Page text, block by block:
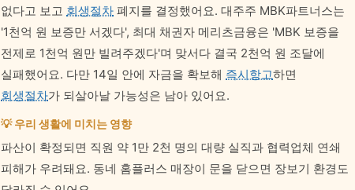
없다고 보고 회생절차 폐지를 결정했어요. 대주주 MBK파트너스는
'1천억 원 보증만 서겠다', 최대 채권자 메리츠금융은 'MBK 보증을
전제로 1천억 원만 빌려주겠다'며 맞서다 결국 2천억 원 조달에
실패했어요. 다만 14일 안에 자금을 확보해 즉시항고하면
회생절차가 되살아날 가능성은 남아 있어요.
💡 우리 생활에 미치는 영향
파산이 확정되면 직원 약 1만 2천 명의 대량 실직과 협력업체 연쇄
피해가 우려돼요. 동네 홈플러스 매장이 문을 닫으면 장보기 환경도